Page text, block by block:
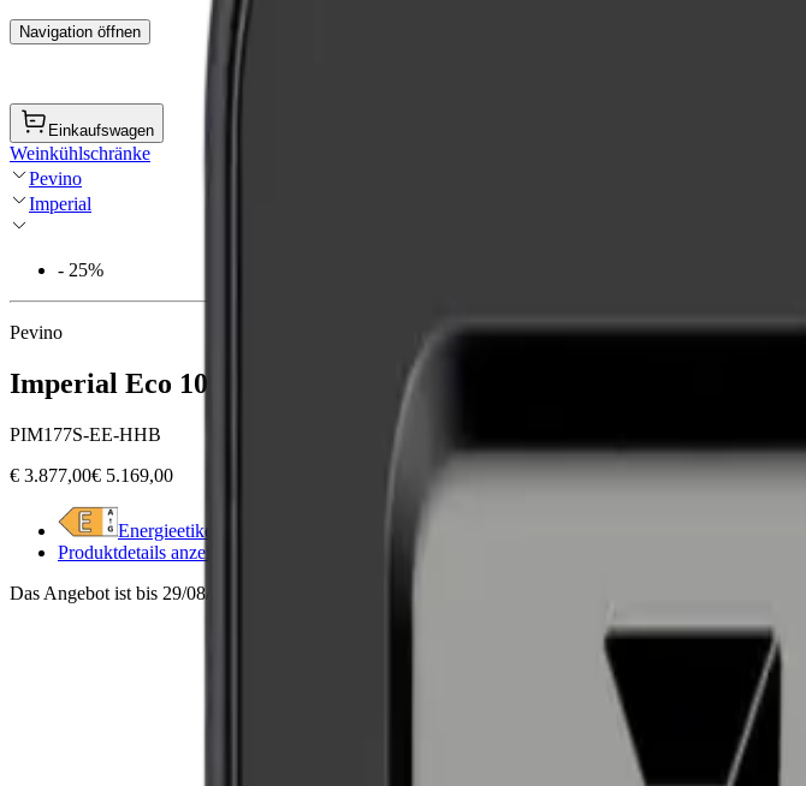
Navigation öffnen
Einkaufswagen
Weinkühlschränke
Pevino
Imperial
- 25%
Pevino
Imperial Eco 109 Flaschen – 1 Zone – schwarze Glasfront
PIM177S-EE-HHB
€ 3.877,00€ 5.169,00
Energieetikett anzeigen
Produktdetails anzeigen
Das Angebot ist bis 29/08/2026 gültig oder solange der Vorrat reicht.